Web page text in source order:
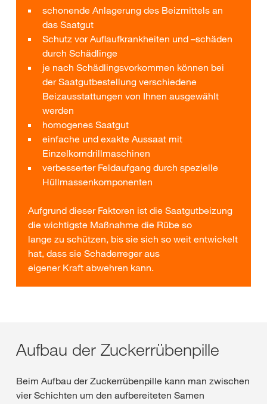
schonende Anlagerung des Beizmittels an
das Saatgut
Schutz vor Auflaufkrankheiten und –schäden
durch Schädlinge
je nach Schädlingsvorkommen können bei
der Saatgutbestellung verschiedene
Beizausstattungen von Ihnen ausgewählt
werden
homogenes Saatgut
einfache und exakte Aussaat mit
Einzelkorndrillmaschinen
verbesserter Feldaufgang durch spezielle
Hüllmassenkomponenten
Aufgrund dieser Faktoren ist die Saatgutbeizung
die wichtigste Maßnahme die Rübe so
lange zu schützen, bis sie sich so weit entwickelt
hat, dass sie Schaderreger aus
eigener Kraft abwehren kann.
Aufbau der Zuckerrübenpille
Beim Aufbau der Zuckerrübenpille kann man zwischen
vier Schichten um den aufbereiteten Samen